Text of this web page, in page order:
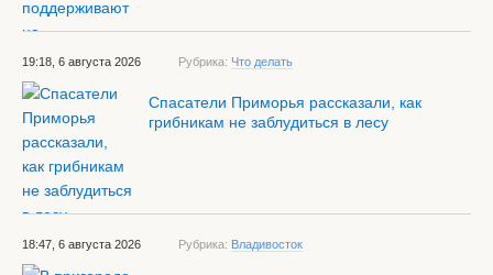
19:18, 6 августа 2026 Рубрика: Что делать
Спасатели Приморья рассказали, как
грибникам не заблудиться в лесу
18:47, 6 августа 2026 Рубрика: Владивосток